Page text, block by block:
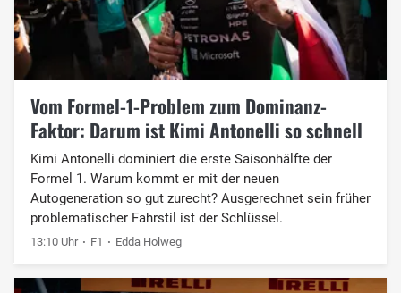
Vom Formel-1-Problem zum Dominanz-
Faktor: Darum ist Kimi Antonelli so schnell
Kimi Antonelli dominiert die erste Saisonhälfte der
Formel 1. Warum kommt er mit der neuen
Autogeneration so gut zurecht? Ausgerechnet sein früher
problematischer Fahrstil ist der Schlüssel.
13:10 Uhr F1 Edda Holweg